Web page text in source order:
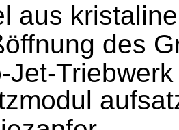
aus
des
Jet-